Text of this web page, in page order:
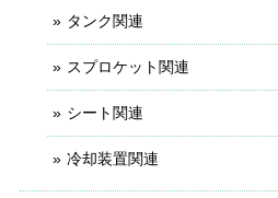
タンク関連
スプロケット関連
シート関連
冷却装置関連